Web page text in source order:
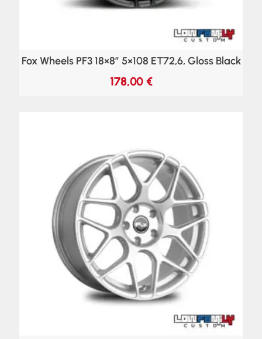
Fox Wheels PF3 18×8″ 5×108 ET72,6, Gloss Black
178,00 €